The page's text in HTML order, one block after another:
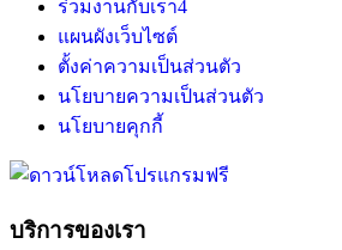
ร่วมงานกับเรา4
แผนผังเว็บไซต์
ตั้งค่าความเป็นส่วนตัว
นโยบายความเป็นส่วนตัว
นโยบายคุกกี้
บริการของเรา